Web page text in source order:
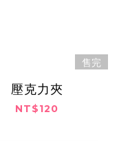
售完
壓克力夾
NT$120